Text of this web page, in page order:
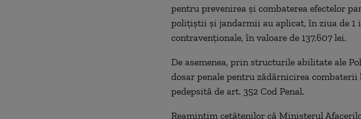
pentru prevenirea și combaterea efectelor
polițiștii și jandarmii au aplicat, în ziua de 1
contravenționale, în valoare de 137.607 lei.
De asemenea, prin structurile abilitate ale
dosar penale pentru zădărnicirea
pedepsită de art. 352 Cod Penal.
Reamintim cetățenilor că Ministerul